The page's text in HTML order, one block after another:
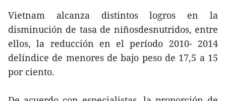
Vietnam alcanza distintos logros en la
disminución de tasa de niñosdesnutridos, entre
ellos, la reducción en el período 2010- 2014
delíndice de menores de bajo peso de 17,5 a 15
por ciento.